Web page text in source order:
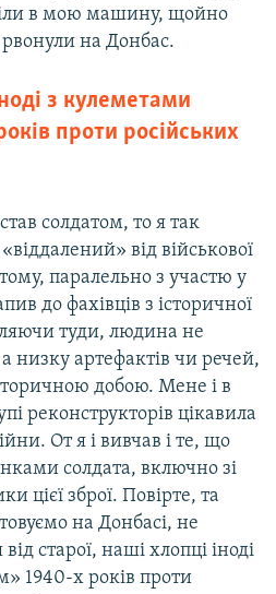
в мою машину, щойно
на Донбас.
з кулеметами
проти російських
солдатом, то я так
від військової
паралельно з участю у
до фахівців з історичної
туди, людина не
низку артефактів чи речей,
добою. Мене і в
реконструкторів цікавила
От я і вивчав і те, що
солдата, включно зі
цієї зброї. Повірте, та
на Донбасі, не
старої, наші хлопці іноді
1940-х років проти